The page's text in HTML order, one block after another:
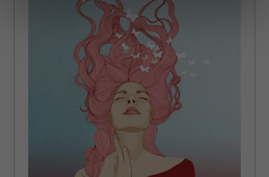
dane są przetwarzane oraz ustaw własne preferencje w
sekcji szczegółów. W Deklaracji plików cookie możesz
zmienić lub wycofać swoją zgodę w dowolnej chwili.
Wykorzystujemy pliki cookie do spersonalizowania treści
i reklam, aby oferować funkcje społecznościowe i
analizować ruch w naszej witrynie. Informacje o tym, jak
korzystasz z naszej witryny, udostępniamy partnerom
społecznościowym, reklamowym i analitycznym.
Partnerzy mogą połączyć te informacje z innymi danymi
otrzymanymi od Ciebie lub uzyskanymi podczas
korzystania z ich usług.